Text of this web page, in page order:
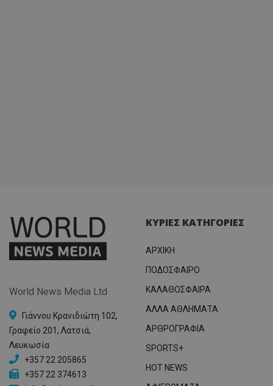
World News Media Ltd
Γιάννου Κρανιδιώτη 102,
Γραφείο 201, Λατσιά,
Λευκωσία
+357 22 205865
+357 22 374613
ΚΥΡΙΕΣ ΚΑΤΗΓΟΡΙΕΣ
ΑΡΧΙΚΗ
ΠΟΔΟΣΦΑΙΡΟ
ΚΑΛΑΘΟΣΦΑΙΡΑ
ΑΛΛΑ ΑΘΛΗΜΑΤΑ
ΑΡΘΡΟΓΡΑΦΙΑ
SPORTS+
HOT NEWS